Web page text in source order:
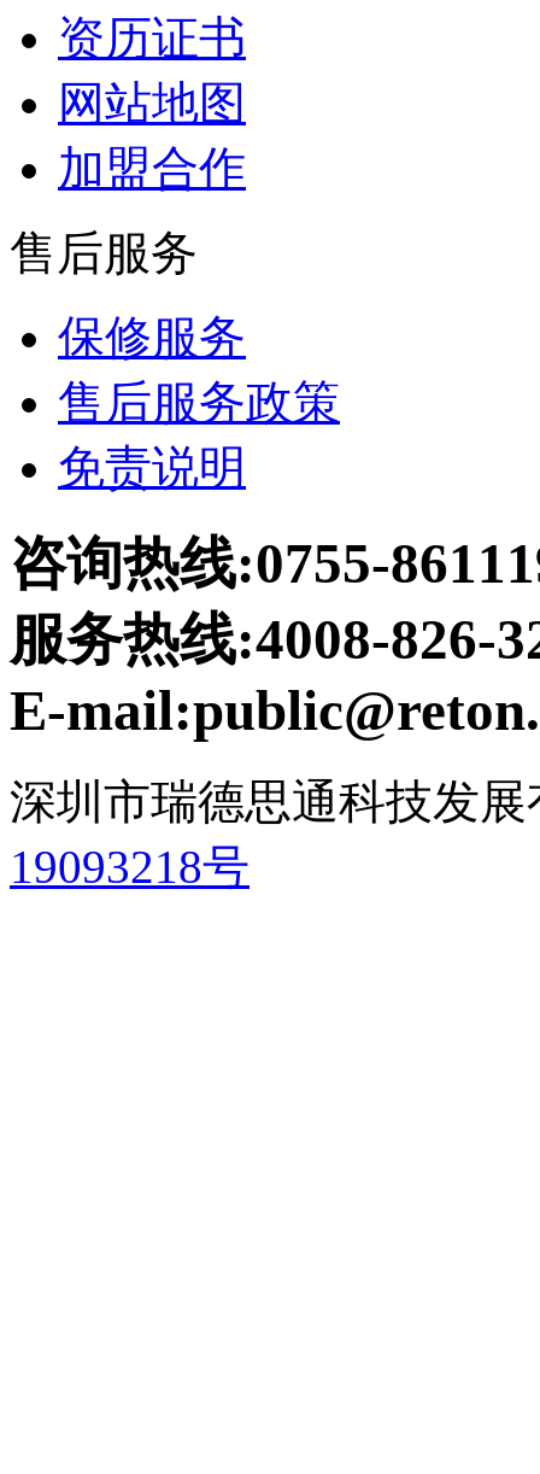
资历证书
网站地图
加盟合作
售后服务
保修服务
售后服务政策
免责说明
咨询热线:0755-
服务热线:4008-826-
E-
深圳市瑞德思通科技发
19093218号